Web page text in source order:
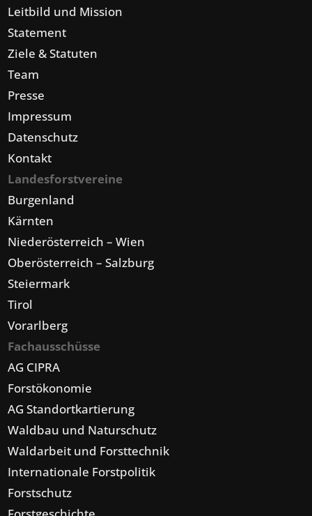
Leitbild und Mission
Statement
Ziele & Statuten
Team
Presse
Impressum
Datenschutz
Kontakt
Landesforstvereine
Burgenland
Kärnten
Niederösterreich – Wien
Oberösterreich – Salzburg
Steiermark
Tirol
Vorarlberg
Fachausschüsse
AG CIPRA
Forstökonomie
AG Standortkartierung
Waldbau und Naturschutz
Waldarbeit und Forsttechnik
Internationale Forstpolitik
Forstschutz